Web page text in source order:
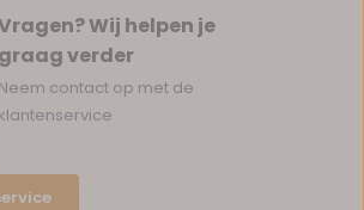
Wij helpen je
graag verder
Neem contact op met de
klantenservice